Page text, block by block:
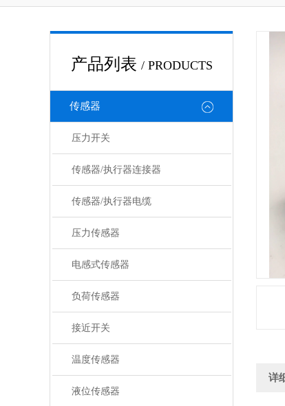
产品列表 / PRODUCTS
传感器
压力开关
传感器/执行器连接器
传感器/执行器电缆
压力传感器
电感式传感器
负荷传感器
接近开关
温度传感器
液位传感器
详